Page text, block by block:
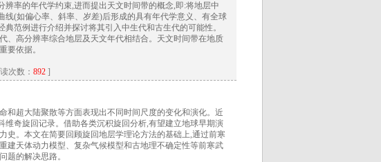
率的年代学约束,进而提出天文时间带的概念,即:将地层中
(如偏心率、斜率、岁差)后形成的具有年代学意义、有全球
范例进行介绍并探讨将其引入中生代和古生代的可能性。
、高分辨率综合地层及天文年代相结合。天文时间带在地质
要依据。
次数： 892 ]
和超大陆聚散等方面表现出不同时间尺度的变化和演化。近
奇旋回记录。借助各类沉积旋回分析,有望建立地球早期演
史。本文在简要回顾旋回地层学理论方法的基础上,通过前寒
建天体动力模型、复杂气候模型和古地理不确定性等前寒武
题的解决思路。